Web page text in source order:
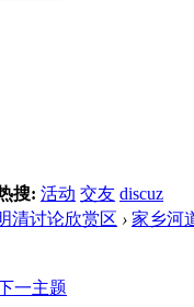
搜: 活动 交友 discuz
清讨论欣赏区 › 家乡河